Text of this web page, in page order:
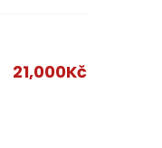
21,000Kč